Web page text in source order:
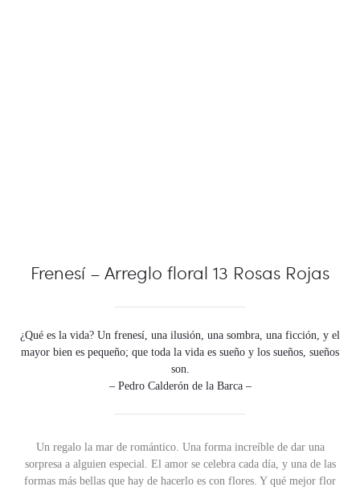
Frenesí – Arreglo floral 13 Rosas Rojas
¿Qué es la vida? Un frenesí, una ilusión, una sombra, una ficción, y el
mayor bien es pequeño; que toda la vida es sueño y los sueños, sueños
son.
– Pedro Calderón de la Barca –
Un regalo la mar de romántico. Una forma increíble de dar una
sorpresa a alguien especial. El amor se celebra cada día, y una de las
formas más bellas que hay de hacerlo es con flores. Y qué mejor flor